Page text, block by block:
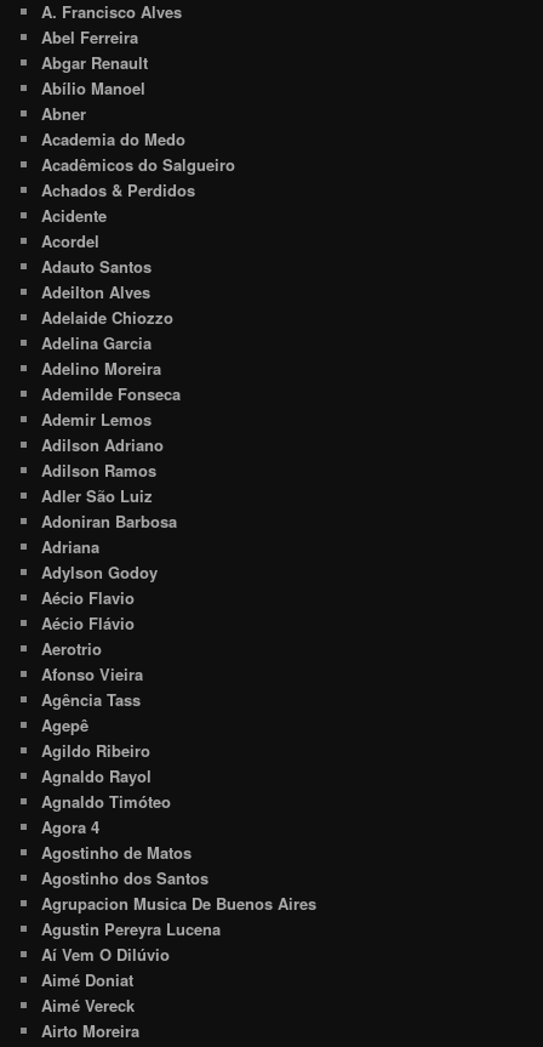
A. Francisco Alves
Abel Ferreira
Abgar Renault
Abílio Manoel
Abner
Academia do Medo
Acadêmicos do Salgueiro
Achados & Perdidos
Acidente
Acordel
Adauto Santos
Adeilton Alves
Adelaide Chiozzo
Adelina Garcia
Adelino Moreira
Ademilde Fonseca
Ademir Lemos
Adilson Adriano
Adilson Ramos
Adler São Luiz
Adoniran Barbosa
Adriana
Adylson Godoy
Aécio Flavio
Aécio Flávio
Aerotrio
Afonso Vieira
Agência Tass
Agepê
Agildo Ribeiro
Agnaldo Rayol
Agnaldo Timóteo
Agora 4
Agostinho de Matos
Agostinho dos Santos
Agrupacion Musica De Buenos Aires
Agustin Pereyra Lucena
Aí Vem O Dilúvio
Aimé Doniat
Aimé Vereck
Airto Moreira